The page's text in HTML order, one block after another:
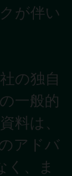
が伴い
の独自
一般的
料は、
アドバ
く、ま